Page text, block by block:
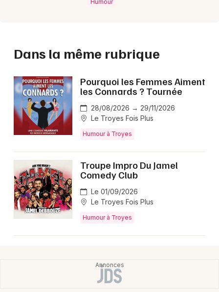
Humour
Dans la même rubrique
Pourquoi les Femmes Aiment
les Connards ? Tournée
28/08/2026 → 29/11/2026
Le Troyes Fois Plus
Humour à Troyes
Troupe Impro Du Jamel
Comedy Club
Le 01/09/2026
Le Troyes Fois Plus
Humour à Troyes